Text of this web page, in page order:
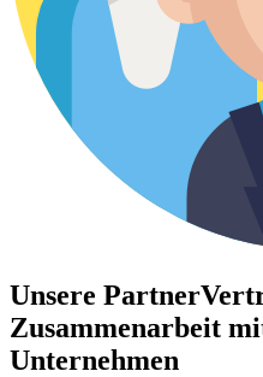
Unsere Partner
Zusammenarbeit
Unternehmen